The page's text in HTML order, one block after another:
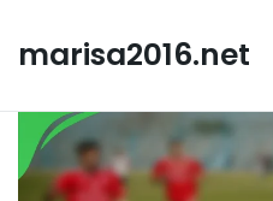
content
marisa2016.net